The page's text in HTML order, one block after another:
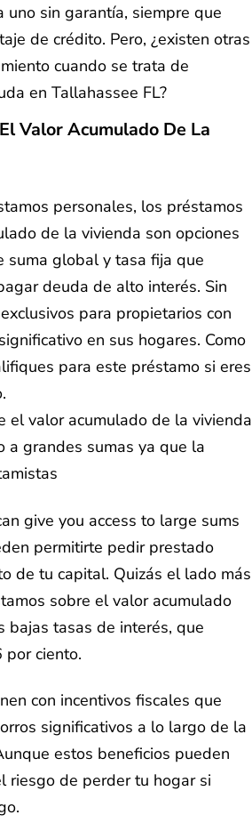
uno sin garantía, siempre que
de crédito. Pero, ¿existen otras
cuando se trata de
en Tallahassee FL?
Valor Acumulado De La
personales, los préstamos
de la vivienda son opciones
suma global y tasa fija que
deuda de alto interés. Sin
para propietarios con
en sus hogares. Como
para este préstamo si eres
el valor acumulado de la vivienda
a grandes sumas ya que la
give you access to large sums
permitirte pedir prestado
de tu capital. Quizás el lado más
sobre el valor acumulado
bajas tasas de interés, que
por ciento.
con incentivos fiscales que
significativos a lo largo de la
estos beneficios pueden
riesgo de perder tu hogar si